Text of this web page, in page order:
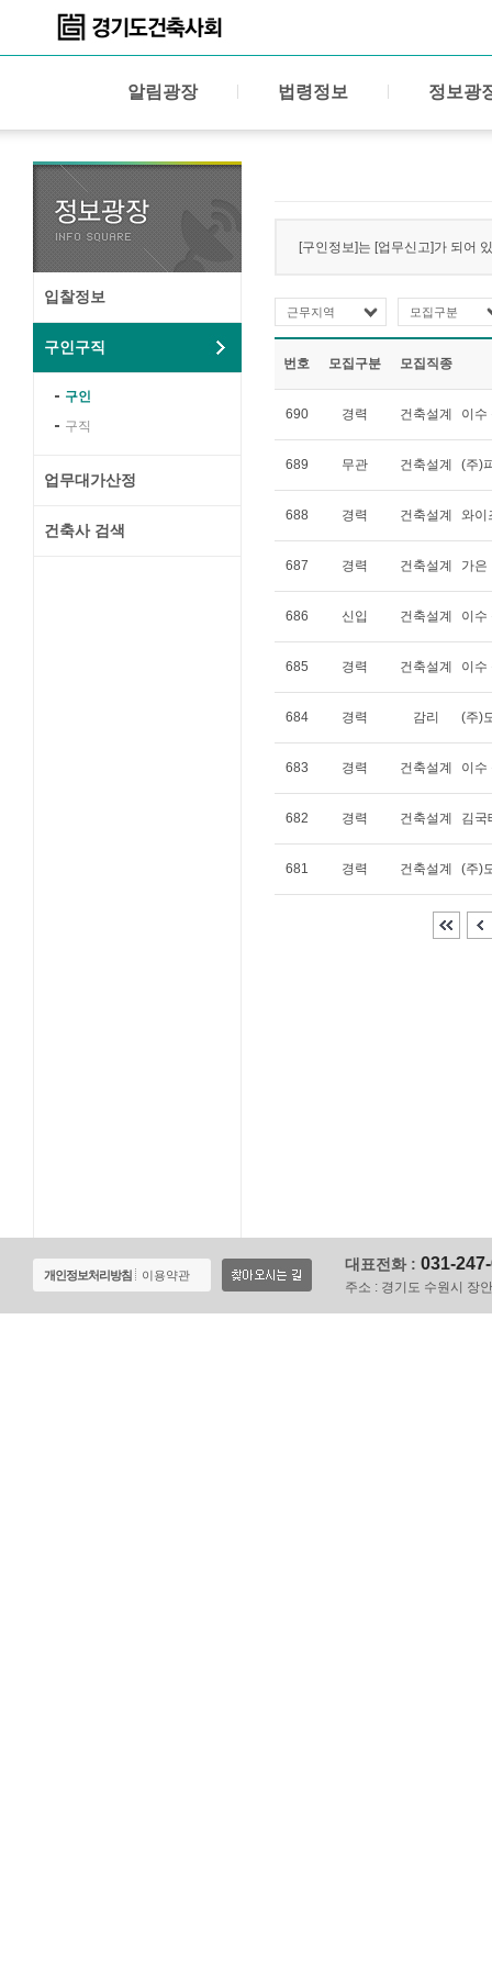
알림광장 법령정보 정보광
입찰정보
구인구직
구인
구직
업무대가산정
건축사 검색
[구인정보]는 [업무신고]가 되어
근무지역 모집구분
번호 모집구분 모집직종
690 경력 건축설계 이수
689 무관 건축설계 (주)
688 경력 건축설계 와이
687 경력 건축설계 가은
686 신입 건축설계 이수
685 경력 건축설계 이수
684 경력 감리 (주)
683 경력 건축설계 이수
682 경력 건축설계 김국
681 경력 건축설계 (주)
개인정보처리방침 이용약관
대표전화 : 031-
주소 : 경기도 수원시 장